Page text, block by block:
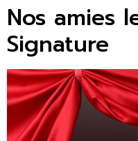
Nos amies
Signature